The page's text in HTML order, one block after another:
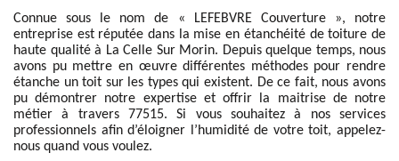
Connue sous le nom de « LEFEBVRE Couverture », notre
entreprise est réputée dans la mise en étanchéité de toiture de
haute qualité à La Celle Sur Morin. Depuis quelque temps, nous
avons pu mettre en œuvre différentes méthodes pour rendre
étanche un toit sur les types qui existent. De ce fait, nous avons
pu démontrer notre expertise et offrir la maitrise de notre
métier à travers 77515. Si vous souhaitez à nos services
professionnels afin d’éloigner l’humidité de votre toit, appelez-
nous quand vous voulez.